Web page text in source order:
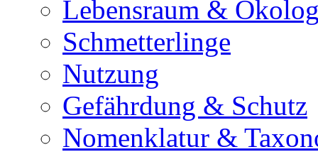
Lebensraum &
Schmetterlinge
Nutzung
Gefährdung & Schutz
Nomenklatur &